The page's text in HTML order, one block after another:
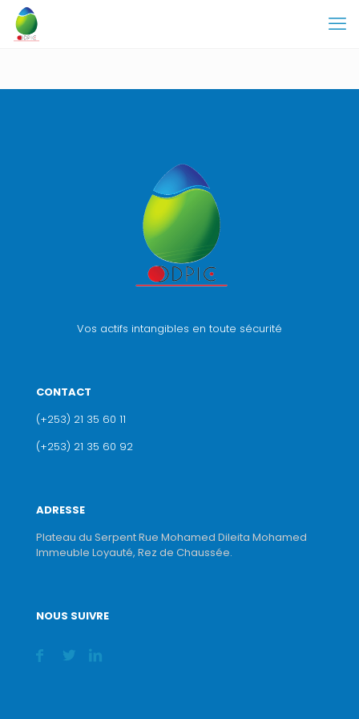
Vos actifs intangibles en toute sécurité
CONTACT
(+253) 21 35 60 11
(+253) 21 35 60 92
ADRESSE
Plateau du Serpent Rue Mohamed Dileita Mohamed
Immeuble Loyauté, Rez de Chaussée.
NOUS SUIVRE